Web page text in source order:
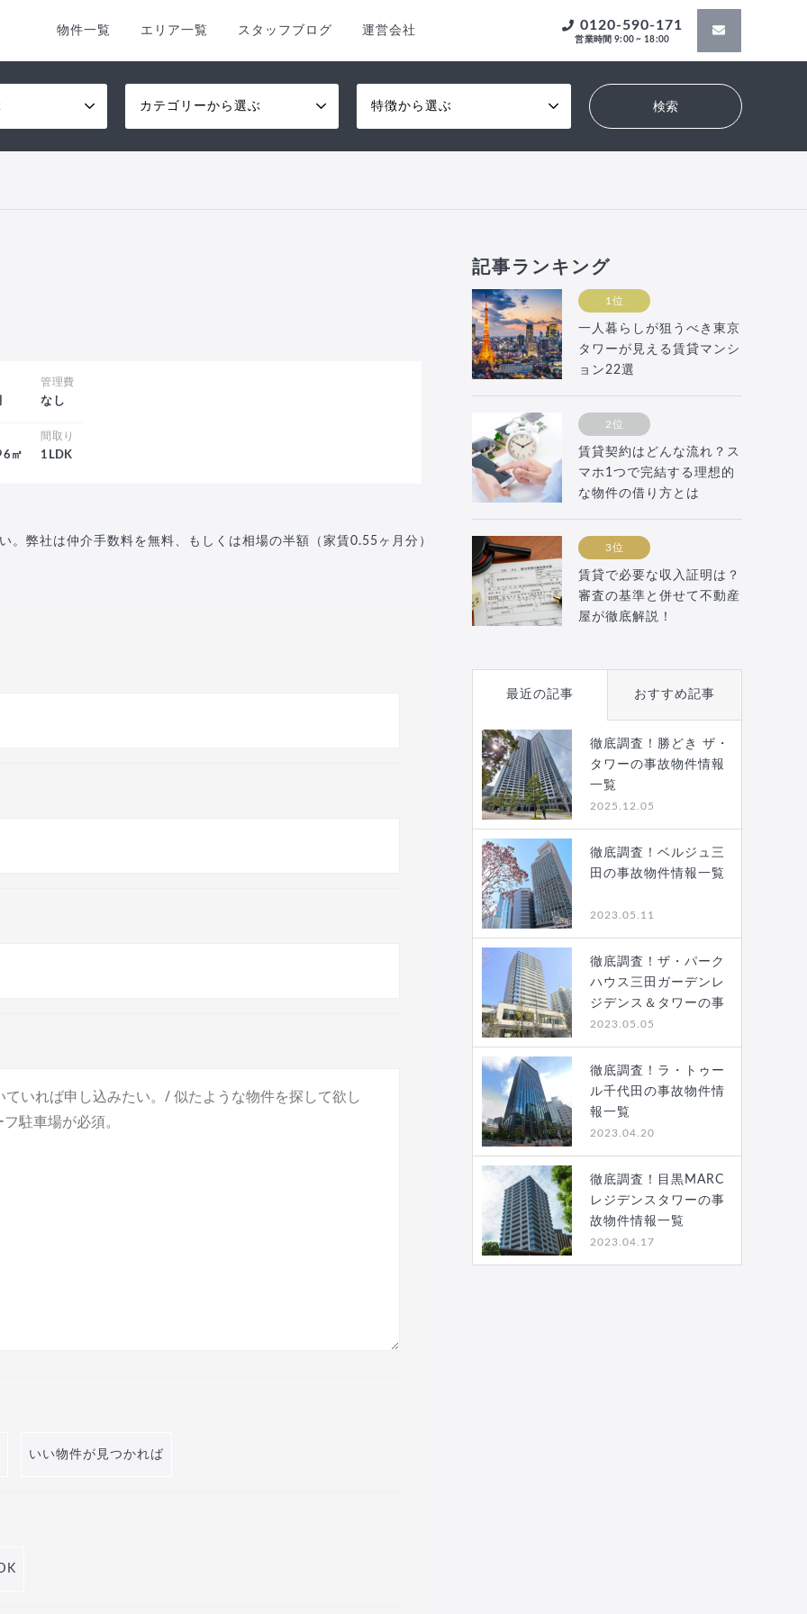
物件一覧 エリア一覧 スタッフブログ 運営会社 0120-590-171
営業時間 9:00 ~ 18:00
カテゴリーから選ぶ 特徴から選ぶ
管理費
なし
㎡
間取り
1LDK
。弊社は仲介手数料を無料、もしくは相場の半額（家賃0.55ヶ月分）
いい物件が見つかれば
記事ランキング
1位
一人暮らしが狙うべき東京
タワーが見える賃貸マンシ
ョン22選
2位
賃貸契約はどんな流れ？ス
マホ1つで完結する理想的
な物件の借り方とは
3位
賃貸で必要な収入証明は？
審査の基準と併せて不動産
屋が徹底解説！
最近の記事 おすすめ記事
徹底調査！勝どき ザ・
タワーの事故物件情報
一覧
2025.12.05
徹底調査！ベルジュ三
田の事故物件情報一覧
2023.05.11
徹底調査！ザ・パーク
ハウス三田ガーデンレ
ジデンス＆タワーの事
故…
2023.05.05
徹底調査！ラ・トゥー
ル千代田の事故物件情
報一覧
2023.04.20
徹底調査！目黒MARC
レジデンスタワーの事
故物件情報一覧
2023.04.17